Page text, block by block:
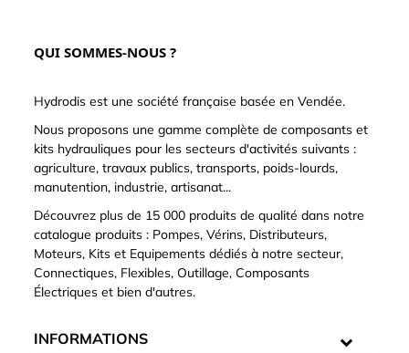
QUI SOMMES-NOUS ?
Hydrodis est une société française basée en Vendée.
Nous proposons une gamme complète de composants et
kits hydrauliques pour les secteurs d'activités suivants :
agriculture, travaux publics, transports, poids-lourds,
manutention, industrie, artisanat...
Découvrez plus de 15 000 produits de qualité dans notre
catalogue produits : Pompes, Vérins, Distributeurs,
Moteurs, Kits et Equipements dédiés à notre secteur,
Connectiques, Flexibles, Outillage, Composants
Électriques et bien d'autres.
INFORMATIONS